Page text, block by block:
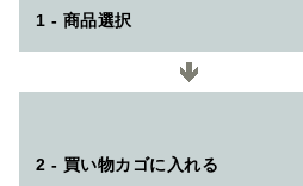
1 - 商品選択
2 - 買い物カゴに入れる